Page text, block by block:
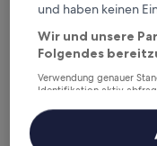
Deine
Bahnhof
und haben keinen
Wir und unsere
Folgendes
Verwendung genauer
Identifikation aktiv
Inhalte, Messung von
Zielgruppenforschung